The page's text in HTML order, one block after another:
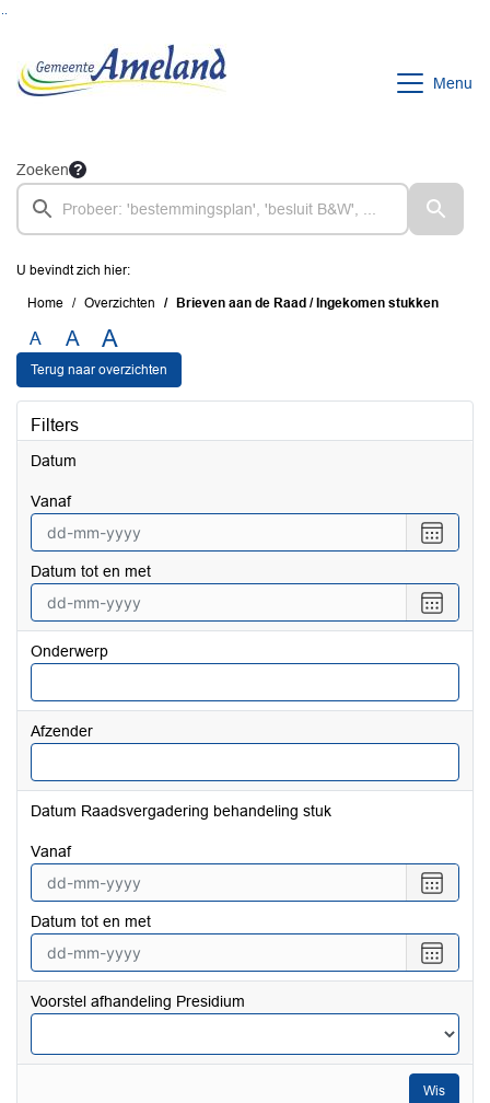
Menu
Zoeken
U bevindt zich hier:
Home Overzichten Brieven aan de Raad / Ingekomen stukken
A A A
Terug naar overzichten
Filters
Datum
vanaf
een
vanaf
Datum tot en met
een
tot
met
Onderwerp
Afzender
Datum Raadsvergadering behandeling stuk
vanaf
een
vanaf
Datum tot en met
een
tot
en
met
Voorstel afhandeling Presidium
Wis